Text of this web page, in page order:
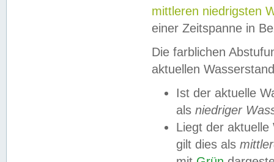
mittleren niedrigsten
einer Zeitspanne in
Die farblichen
aktuellen
Ist der aktuelle
als niedriger
Liegt der
gilt dies als